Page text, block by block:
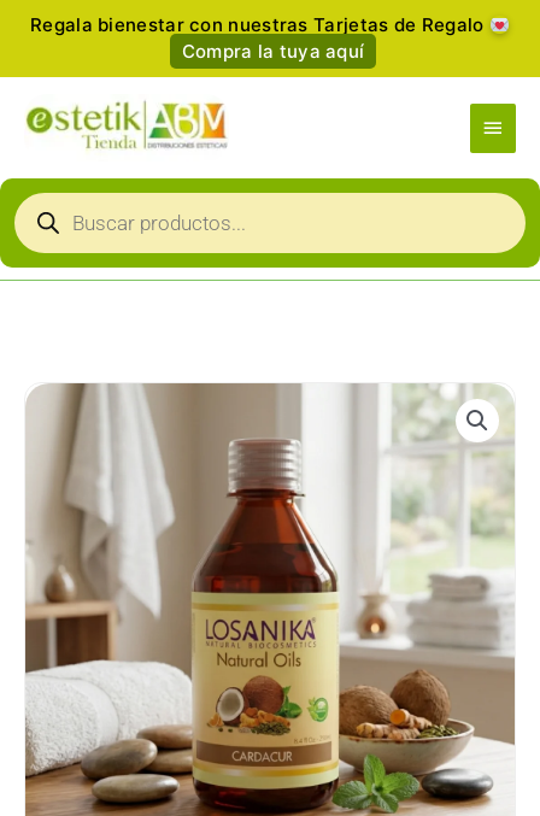
Regala bienestar con nuestras Tarjetas de Regalo
Compra la tuya aquí
Menú
Búsqueda
de
productos
Aceite
Esencial
Terapéutico
Cardacur
250ml
Losánika
cantidad